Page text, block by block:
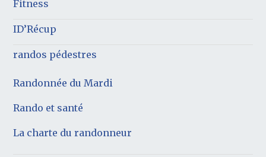
Fitness
ID’Récup
randos pédestres
Randonnée du Mardi
Rando et santé
La charte du randonneur